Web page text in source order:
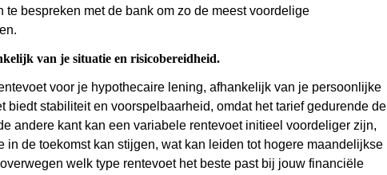
bespreken met de bank om zo de meest voordelige
van je situatie en risicobereidheid.
voor je hypothecaire lening, afhankelijk van je persoonlijke
stabiliteit en voorspelbaarheid, omdat het tarief gedurende de
andere kant kan een variabele rentevoet initieel voordeliger zijn,
in de toekomst kan stijgen, wat kan leiden tot hogere maandelijkse
welk type rentevoet het beste past bij jouw financiële